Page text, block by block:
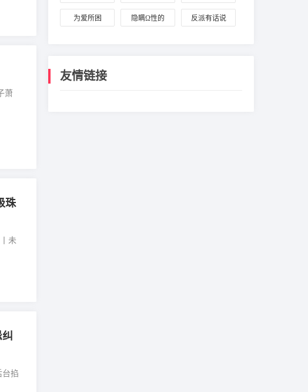
萧
珠
未
台掐
の夢を見る
为爱所困 隐瞒Ω性的 反派有话说
友情链接